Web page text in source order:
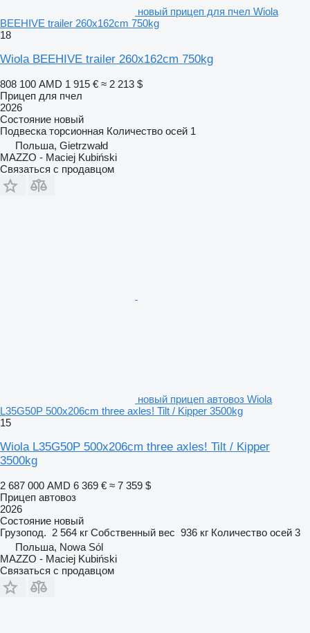
новый прицеп для пчел Wiola
BEEHIVE trailer 260x162cm 750kg
18
Wiola BEEHIVE trailer 260x162cm 750kg
808 100 AMD 1 915 € ≈ 2 213 $
Прицеп для пчел
2026
Состояние новый
Подвеска торсионная Количество осей 1
Польша, Gietrzwałd
MAZZO - Maciej Kubiński
Связаться с продавцом
новый прицеп автовоз Wiola
L35G50P 500x206cm three axles! Tilt / Kipper 3500kg
15
Wiola L35G50P 500x206cm three axles! Tilt / Kipper
3500kg
2 687 000 AMD 6 369 € ≈ 7 359 $
Прицеп автовоз
2026
Состояние новый
Грузопод. 2 564 кг Собственный вес 936 кг Количество осей 3
Польша, Nowa Sól
MAZZO - Maciej Kubiński
Связаться с продавцом